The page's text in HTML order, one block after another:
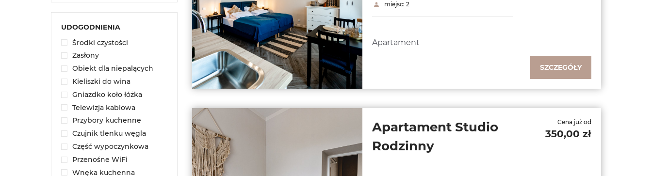
UDOGODNIENIA
Środki czystości
Zasłony
Obiekt dla niepalących
Kieliszki do wina
Gniazdko koło łóżka
Telewizja kablowa
Przybory kuchenne
Czujnik tlenku węgla
Część wypoczynkowa
Przenośne WiFi
Wnęka kuchenna
miejsc: 2
Apartament
SZCZEGÓŁY
Apartament Studio
Rodzinny
Cena już od
350,00 zł